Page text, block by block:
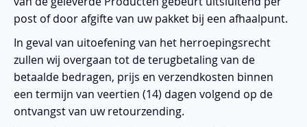
post of door afgifte van uw pakket bij een afhaalpunt.
In geval van uitoefening van het herroepingsrecht
zullen wij overgaan tot de terugbetaling van de
betaalde bedragen, prijs en verzendkosten binnen
een termijn van veertien (14) dagen volgend op de
ontvangst van uw retourzending.